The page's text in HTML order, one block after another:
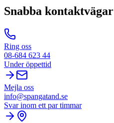
Snabba kontaktvägar
Ring oss
08-684 623 44
Under öppettid
Mejla oss
info@spangatand.se
Svar inom ett par timmar